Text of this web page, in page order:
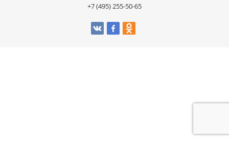
+7 (495) 255-50-65